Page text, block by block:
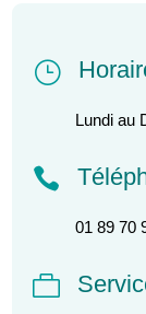
}
Lundi au

01 89 70
